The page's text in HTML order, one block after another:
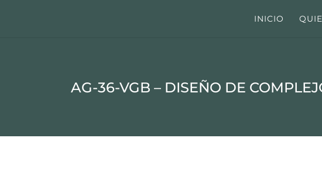
INICIO
AG-36-VGB – DISEÑO DE